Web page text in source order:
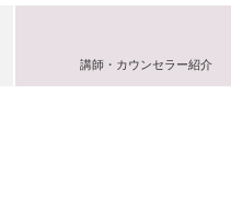
講師・カウンセラー紹介